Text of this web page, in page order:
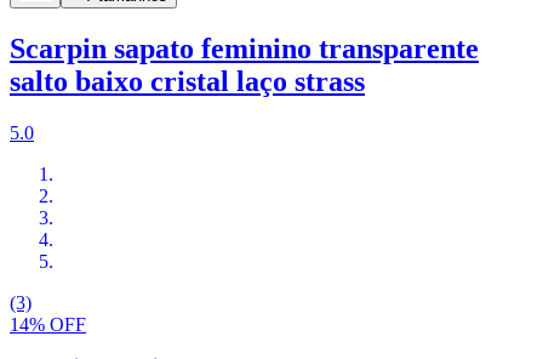
Scarpin sapato feminino transparente
salto baixo cristal laço strass
5.0
(3)
14% OFF